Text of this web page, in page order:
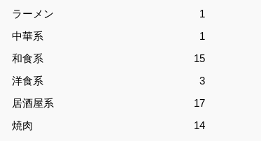
ラーメン
1
中華系
1
和食系
15
洋食系
3
居酒屋系
17
焼肉
14